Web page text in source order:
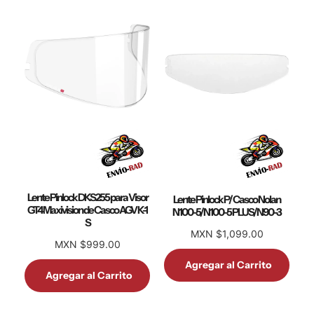
Lente Pinlock DKS255 para Visor
GT4 Maxivision de Casco AGV K-1
S
MXN $999.00
Agregar al Carrito
Lente Pinlock P/ Casco Nolan
N100-5/N100-5 PLUS/N90-3
MXN $1,099.00
Agregar al Carrito